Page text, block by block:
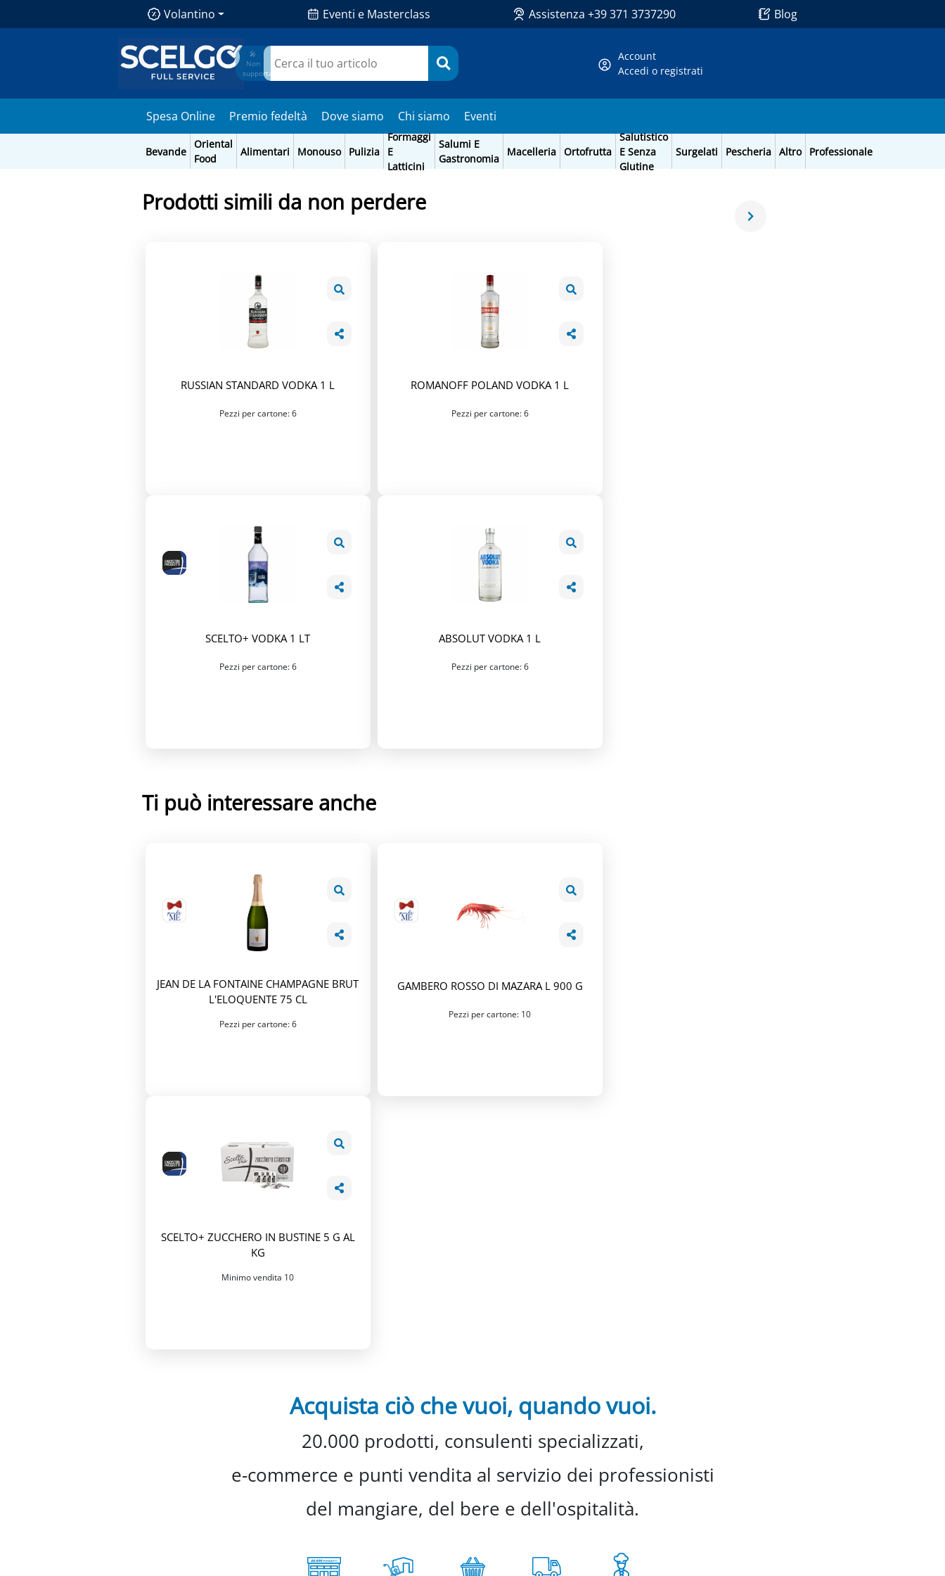
Volantino Eventi e Masterclass Assistenza +39 371 3737290 Blog
🎤
Non
supportato
Account
Accedi o registrati
Spesa Online Premio fedeltà Dove siamo Chi siamo Eventi
Bevande
Oriental
Food
Alimentari Monouso Pulizia
Formaggi
E
Latticini
Salumi E
Gastronomia
Macelleria Ortofrutta
Salutistico
E Senza
Glutine
Surgelati Pescheria Altro Professionale
Prodotti simili da non perdere
RUSSIAN STANDARD VODKA 1 L
Pezzi per cartone: 6
ROMANOFF POLAND VODKA 1 L
Pezzi per cartone: 6
SCELTO+ VODKA 1 LT
Pezzi per cartone: 6
ABSOLUT VODKA 1 L
Pezzi per cartone: 6
Ti può interessare anche
JEAN DE LA FONTAINE CHAMPAGNE BRUT
L'ELOQUENTE 75 CL
Pezzi per cartone: 6
GAMBERO ROSSO DI MAZARA L 900 G
Pezzi per cartone: 10
SCELTO+ ZUCCHERO IN BUSTINE 5 G AL
KG
Minimo vendita 10
Acquista ciò che vuoi, quando vuoi.
20.000 prodotti, consulenti specializzati,
e-commerce e punti vendita al servizio dei professionisti
del mangiare, del bere e dell'ospitalità.